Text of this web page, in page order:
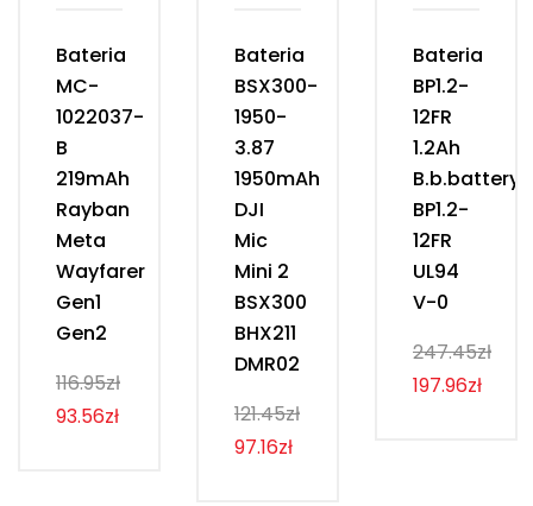
Bateria
MC-
1022037-
B
219mAh
Rayban
Meta
Wayfarer
Gen1
Gen2
116.95zł
93.56zł
Bateria
BSX300-
1950-
3.87
1950mAh
DJI
Mic
Mini 2
BSX300
BHX211
DMR02
121.45zł
97.16zł
Bateria
BP1.2-
12FR
1.2Ah
B.b.battery
BP1.2-
12FR
UL94
V-0
247.45zł
197.96zł